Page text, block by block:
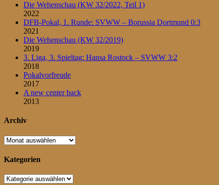
Die Wehenschau (KW 32/2022, Teil 1)
2022
DFB-Pokal, 1. Runde: SVWW – Borussia Dortmund 0:3
2021
Die Wehenschau (KW 32/2019)
2019
3. Liga, 3. Spieltag: Hansa Rostock – SVWW 3:2
2018
Pokalvorfreude
2017
A new center back
2013
Archiv
Archiv
Kategorien
Kategorien